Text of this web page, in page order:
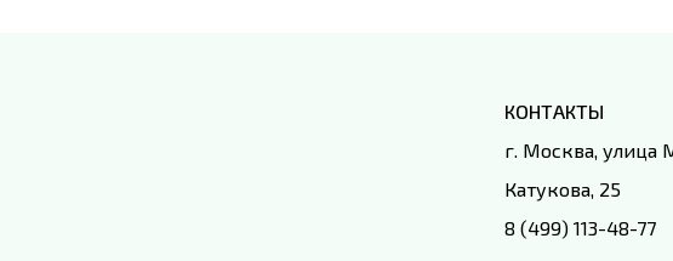
КОНТАКТЫ
г. Москва, улица
Катукова, 25
8 (499) 113-48-77